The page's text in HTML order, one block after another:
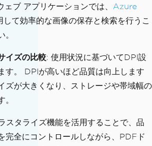
ェブ アプリケーションでは、 Azure
して効率的な画像の保存と検索を行うこ
。
イズの比較: 使用状況に基づいてDPI設
す。 DPIが高いほど品質は向上します
ズが大きくなり、ストレージや帯域幅の
。
スタライズ機能を活用することで、品
完全にコントロールしながら、PDFド